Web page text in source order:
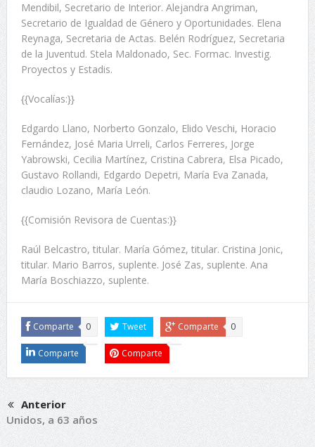
Mendibil, Secretario de Interior. Alejandra Angriman,
Secretario de Igualdad de Género y Oportunidades. Elena
Reynaga, Secretaria de Actas. Belén Rodríguez, Secretaria
de la Juventud. Stela Maldonado, Sec. Formac. Investig.
Proyectos y Estadis.
{{Vocalías:}}
Edgardo Llano, Norberto Gonzalo, Elido Veschi, Horacio
Fernández, José Maria Urreli, Carlos Ferreres, Jorge
Yabrowski, Cecilia Martínez, Cristina Cabrera, Elsa Picado,
Gustavo Rollandi, Edgardo Depetri, María Eva Zanada,
claudio Lozano, María León.
{{Comisión Revisora de Cuentas:}}
Raúl Belcastro, titular. María Gómez, titular. Cristina Jonic,
titular. Mario Barros, suplente. José Zas, suplente. Ana
María Boschiazzo, suplente.
Comparte 0 Tweet Comparte 0
Comparte Comparte
Anterior
Unidos, a 63 años